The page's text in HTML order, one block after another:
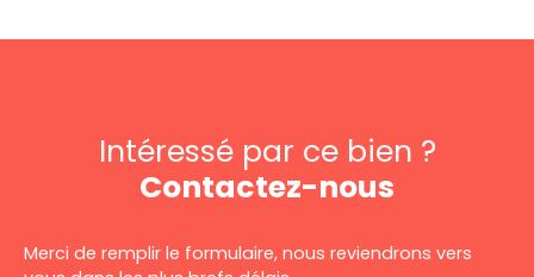
Intéressé par ce bien ?
Contactez-nous
Merci de remplir le formulaire, nous reviendrons vers